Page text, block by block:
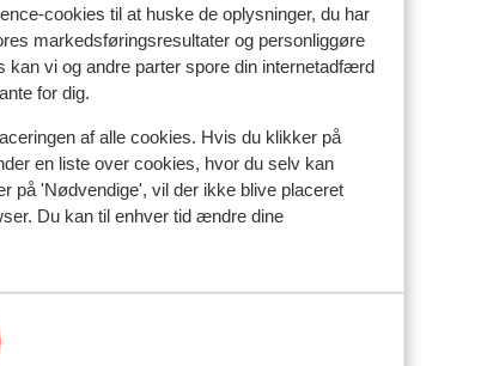
cookies til at huske de oplysninger, du har
markedsføringsresultater og personliggøre
kan vi og andre parter spore din internetadfærd
for dig.
af alle cookies. Hvis du klikker på
en liste over cookies, hvor du selv kan
på 'Nødvendige', vil der ikke blive placeret
Du kan til enhver tid ændre dine
produkt.Mere om anmeldelser